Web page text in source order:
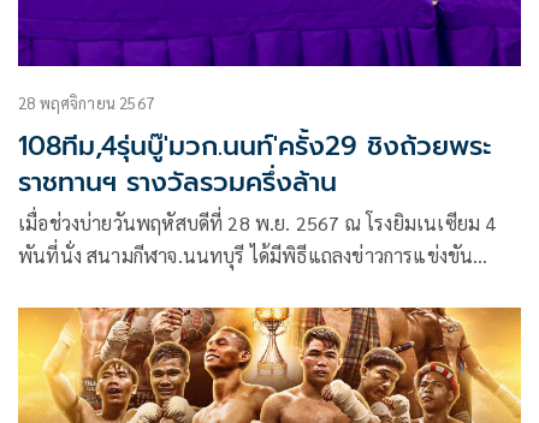
28 พฤศจิกายน 2567
108ทีม,4รุ่นบู๊'มวก.นนท์'ครั้ง29 ชิงถ้วยพระ
ราชทานฯ รางวัลรวมครึ่งล้าน
เมื่อช่วงบ่ายวันพฤหัสบดีที่ 28 พ.ย. 2567 ณ โรงยิมเนเซียม 4
พันที่นั่ง สนามกีฬาจ.นนทบุรี ได้มีพิธีแถลงข่าวการแข่งขัน
มกุฎราชกุมาร ครั้งที่ 29 พร้อมเงินรางวัล รวม 5 แสนกว่าบาท